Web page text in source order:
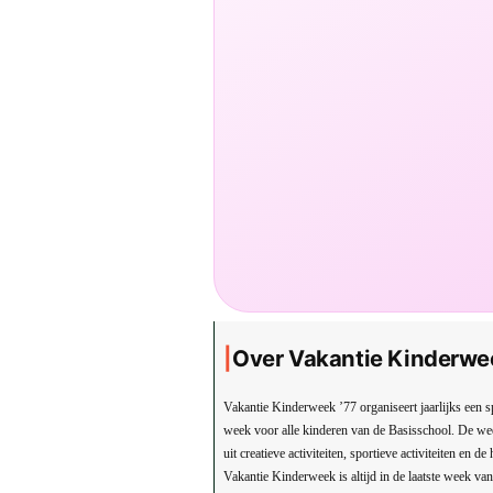
Over Vakantie
Vakantie Kinderweek ’77 organiseert jaarlijks een
week voor alle kinderen van de Basisschool. De
uit creatieve activiteiten, sportieve activiteiten en de
Vakantie Kinderweek is altijd in de laatste week